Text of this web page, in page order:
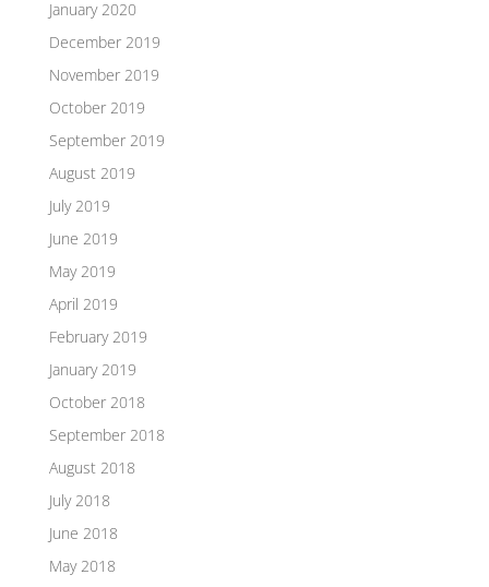
January 2020
December 2019
November 2019
October 2019
September 2019
August 2019
July 2019
June 2019
May 2019
April 2019
February 2019
January 2019
October 2018
September 2018
August 2018
July 2018
June 2018
May 2018